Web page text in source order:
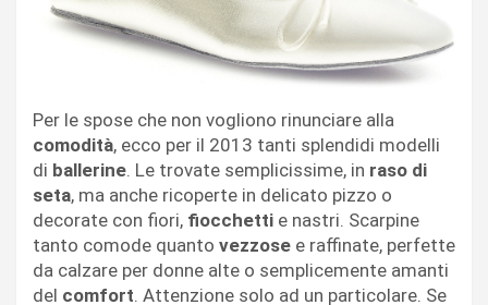
Per le spose che non vogliono rinunciare alla
comodità, ecco per il 2013 tanti splendidi modelli
di ballerine. Le trovate semplicissime, in raso di
seta, ma anche ricoperte in delicato pizzo o
decorate con fiori, fiocchetti e nastri. Scarpine
tanto comode quanto vezzose e raffinate, perfette
da calzare per donne alte o semplicemente amanti
del comfort. Attenzione solo ad un particolare. Se